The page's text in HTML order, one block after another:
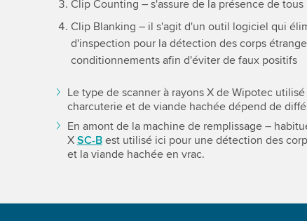
Clip Counting – s'assure de la présence de tous
Clip Blanking – il s'agit d'un outil logiciel qui
d'inspection pour la détection des corps
conditionnements afin d'éviter de faux positifs
Le type de scanner à rayons X de Wipotec
charcuterie et de viande hachée dépend de
En amont de la machine de remplissage –
X SC-Best utilisé ici pour une détection des
et la viande hachée en vrac.